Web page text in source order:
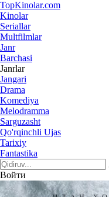
TopKinolar.com
Kinolar
Seriallar
Multfilmlar
Janr
Barchasi
Janrlar
Jangari
Drama
Komediya
Melodramma
Sarguzasht
Qo'rqinchli Ujas
Tarixiy
Fantastika
Войти